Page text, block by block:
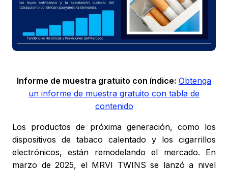
Informe de muestra gratuito con índice: Obtenga
un informe de muestra gratuito con tabla de
contenido
Los productos de próxima generación, como los
dispositivos de tabaco calentado y los cigarrillos
electrónicos, están remodelando el mercado. En
marzo de 2025, el MRVI TWINS se lanzó a nivel